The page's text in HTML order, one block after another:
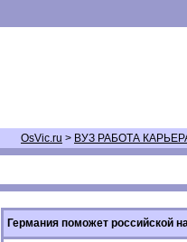
OsVic.ru > ВУЗ РАБОТА
Германия поможет российской